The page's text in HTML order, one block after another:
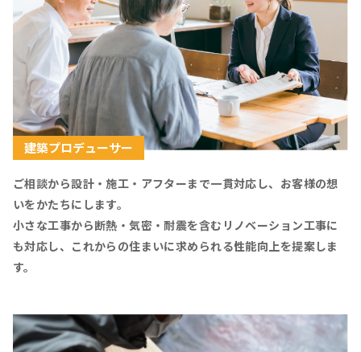
建築プロデューサー
ご相談から設計・施工・アフターまで一貫対応し、お客様の想
いをかたちにします。
小さな工事から断熱・気密・耐震を含むリノベーション工事に
も対応し、これからの住まいに求められる性能向上を提案しま
す。